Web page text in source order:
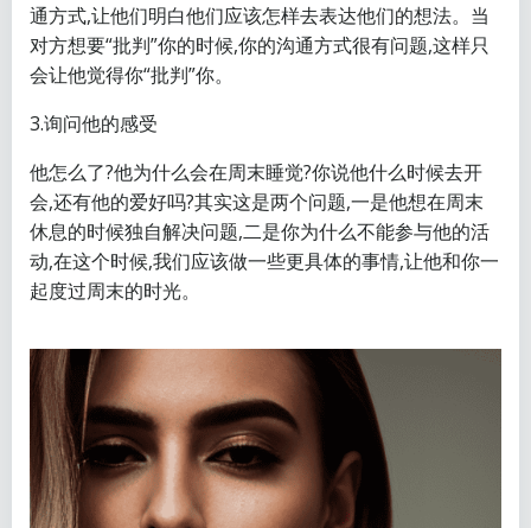
通方式,让他们明白他们应该怎样去表达他们的想法。当
对方想要“批判”你的时候,你的沟通方式很有问题,这样只
会让他觉得你“批判”你。
3.询问他的感受
他怎么了?他为什么会在周末睡觉?你说他什么时候去开
会,还有他的爱好吗?其实这是两个问题,一是他想在周末
休息的时候独自解决问题,二是你为什么不能参与他的活
动,在这个时候,我们应该做一些更具体的事情,让他和你一
起度过周末的时光。